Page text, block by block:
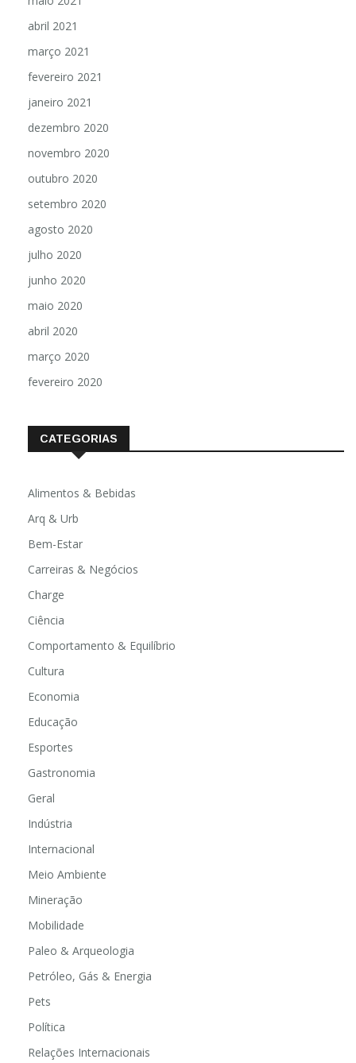
abril 2021
março 2021
fevereiro 2021
janeiro 2021
dezembro 2020
novembro 2020
outubro 2020
setembro 2020
agosto 2020
julho 2020
junho 2020
maio 2020
abril 2020
março 2020
fevereiro 2020
CATEGORIAS
Alimentos & Bebidas
Arq & Urb
Bem-Estar
Carreiras & Negócios
Charge
Ciência
Comportamento & Equilíbrio
Cultura
Economia
Educação
Esportes
Gastronomia
Geral
Indústria
Internacional
Meio Ambiente
Mineração
Mobilidade
Paleo & Arqueologia
Petróleo, Gás & Energia
Pets
Política
Relações Internacionais